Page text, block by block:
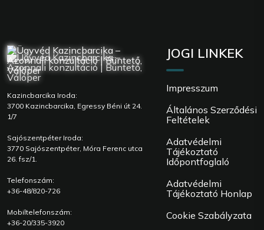
Kazincbarcika Iroda:
3700 Kazincbarcika, Egressy Béni út 24.
1/7
Sajószentpéter Iroda:
3770 Sajószentpéter, Móra Ferenc utca
26. fsz/1.
Telefonszám:
+36-48/820-726
Mobiltelefonszám:
+36-20/335-3920
JOGI LINKEK
Impresszum
Általános Szerződési
Feltételek
Adatvédelmi
Tájékoztató
Időpontfoglaló
Adatvédelmi
Tájékoztató Honlap
Cookie Szabályzata